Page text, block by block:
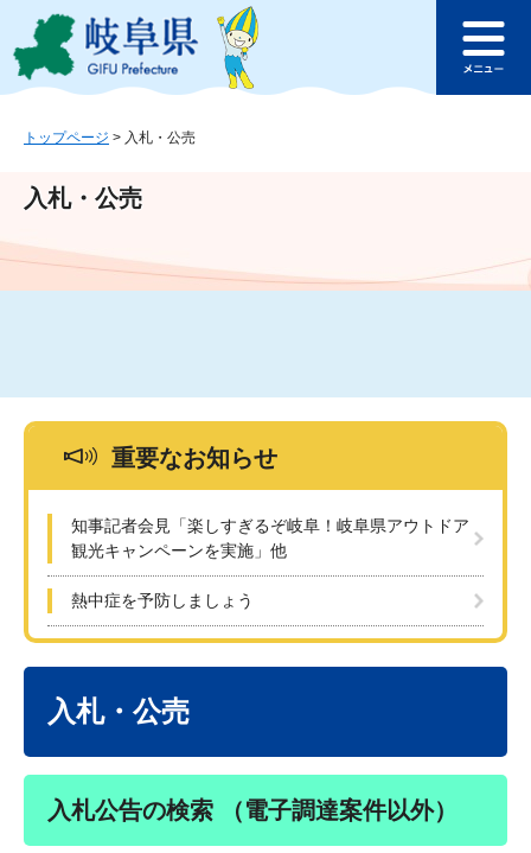
ジ
ュ
文
このページの本文へ
ュ
トップページ > 入札・公売
入札・公売
重要なお知らせ
知事記者会見「楽しすぎるぞ岐阜！岐阜県アウトドア
観光キャンペーンを実施」他
熱中症を予防しましょう
入札・公売
入札公告の検索 （電子調達案件以外）